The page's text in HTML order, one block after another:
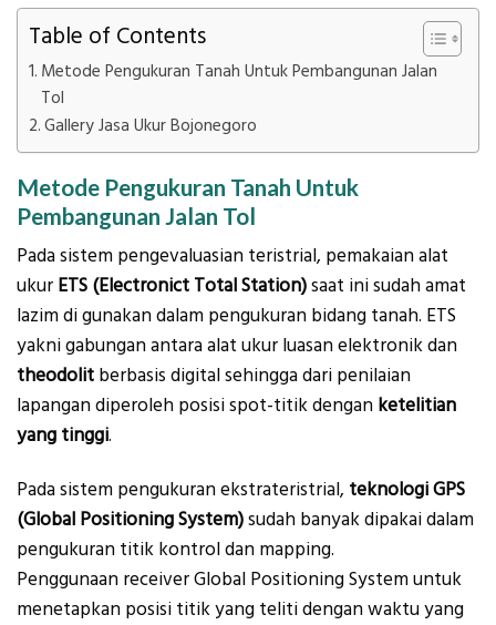
Table of Contents
Metode Pengukuran Tanah Untuk Pembangunan Jalan
Tol
Gallery Jasa Ukur Bojonegoro
Metode Pengukuran Tanah Untuk
Pembangunan Jalan Tol
Pada sistem pengevaluasian teristrial, pemakaian alat
ukur ETS (Electronict Total Station)saat ini sudah amat
lazim di gunakan dalam pengukuran bidang tanah. ETS
yakni gabungan antara alat ukur luasan elektronik dan
theodolit berbasis digital sehingga dari penilaian
lapangan diperoleh posisi spot-titik dengan ketelitian
yang tinggi.
Pada sistem pengukuran ekstrateristrial, teknologi GPS
(Global Positioning System)sudah banyak dipakai dalam
pengukuran titik kontrol dan mapping.
Penggunaan receiver Global Positioning System untuk
menetapkan posisi titik yang teliti dengan waktu yang